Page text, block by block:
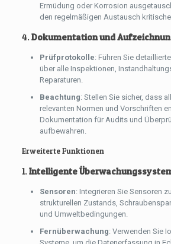
Ermüdung oder Korrosion
den regelmäßigen Austausch
4. Dokumentation und
Prüfprotokolle: Führen Sie
über alle Inspektionen,
Reparaturen.
Beachtung: Stellen Sie sicher, dass
relevanten Normen und Vorschriften
Dokumentation für Audits und
aufbewahren.
Erweiterte Funktionen
1. Intelligente
Sensoren: Integrieren Sie Sensoren
strukturellen Zustands,
und Umweltbedingungen.
Fernüberwachung: Verwenden Sie